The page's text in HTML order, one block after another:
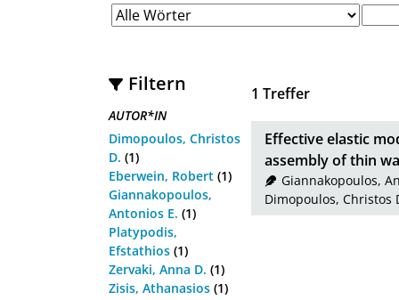
Filtern
AUTOR*IN
Dimopoulos, Christos
D. (1)
Eberwein, Robert (1)
Giannakopoulos,
Antonios E. (1)
Platypodis,
Efstathios (1)
Zervaki, Anna D. (1)
Zisis, Athanasios (1)
1 Treffer
Effective elastic
assembly of thin
Giannakopoulos,
Dimopoulos, Christos